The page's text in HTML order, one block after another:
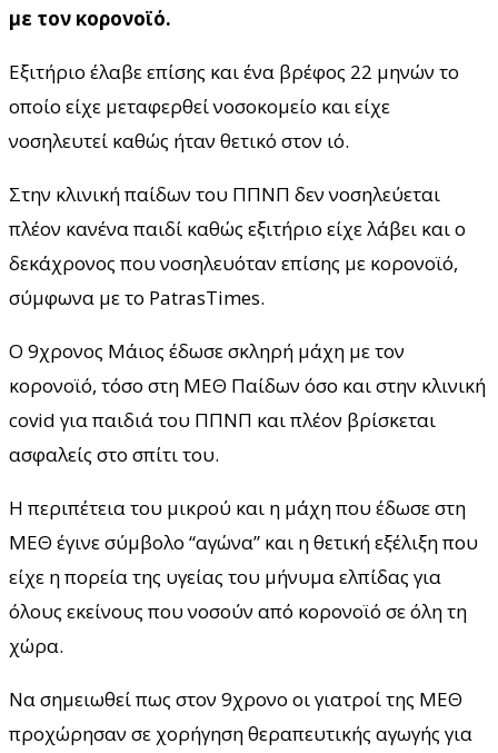
με τον κορονοϊό.
Εξιτήριο έλαβε επίσης και ένα βρέφος 22 μηνών το
οποίο είχε μεταφερθεί νοσοκομείο και είχε
νοσηλευτεί καθώς ήταν θετικό στον ιό.
Στην κλινική παίδων του ΠΠΝΠ δεν νοσηλεύεται
πλέον κανένα παιδί καθώς εξιτήριο είχε λάβει και ο
δεκάχρονος που νοσηλευόταν επίσης με κορονοϊό,
σύμφωνα με το PatrasTimes.
Ο 9χρονος Μάιος έδωσε σκληρή μάχη με τον
κορονοϊό, τόσο στη ΜΕΘ Παίδων όσο και στην κλινική
covid για παιδιά του ΠΠΝΠ και πλέον βρίσκεται
ασφαλείς στο σπίτι του.
Η περιπέτεια του μικρού και η μάχη που έδωσε στη
ΜΕΘ έγινε σύμβολο “αγώνα” και η θετική εξέλιξη που
είχε η πορεία της υγείας του μήνυμα ελπίδας για
όλους εκείνους που νοσούν από κορονοϊό σε όλη τη
χώρα.
Να σημειωθεί πως στον 9χρονο οι γιατροί της ΜΕΘ
προχώρησαν σε χορήγηση θεραπευτικής αγωγής για